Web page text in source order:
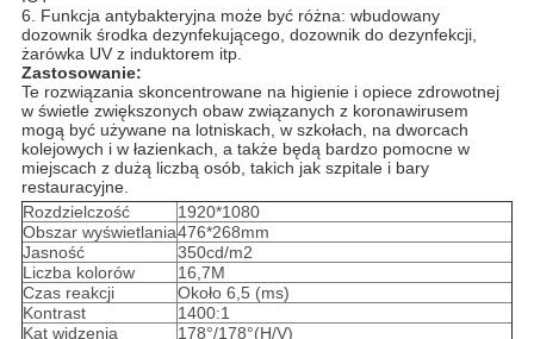
6. Funkcja antybakteryjna może być różna: wbudowany
dozownik środka dezynfekującego, dozownik do dezynfekcji,
żarówka UV z induktorem itp.
Zastosowanie:
Te rozwiązania skoncentrowane na higienie i opiece zdrowotnej
w świetle zwiększonych obaw związanych z koronawirusem
mogą być używane na lotniskach, w szkołach, na dworcach
kolejowych i w łazienkach, a także będą bardzo pomocne w
miejscach z dużą liczbą osób, takich jak szpitale i bary
restauracyjne.
Rozdzielczość
1920*1080
Obszar wyświetlania476*268mm
Jasność
350cd/m2
Liczba kolorów
16,7M
Czas reakcji
Około 6,5 (ms)
Kontrast
1400:1
Kąt widzenia
178°/178°(H/V)